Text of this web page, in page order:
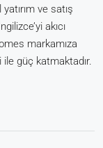
ve satış
akıcı
markamıza
güç katmaktadır.